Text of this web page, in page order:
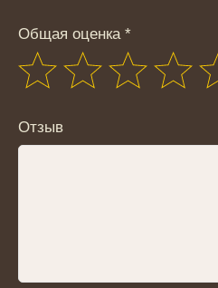
Общая оценка *
Отзыв